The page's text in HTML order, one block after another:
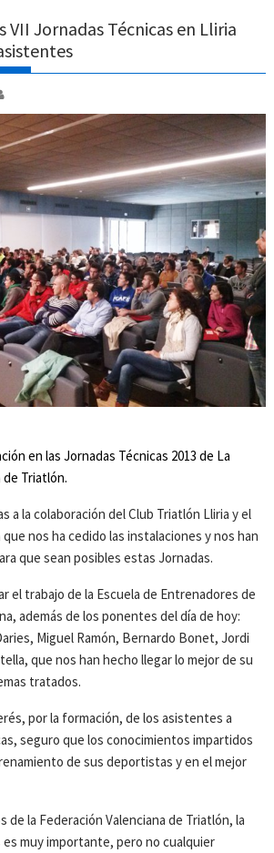
VII Jornadas Técnicas en Lliria
en las Jornadas Técnicas 2013 de La
de Triatlón.
a la colaboración del Club Triatlón Lliria y el
nos ha cedido las instalaciones y nos han
que sean posibles estas Jornadas.
el trabajo de la Escuela de Entrenadores de
además de los ponentes del día de hoy:
Miguel Ramón, Bernardo Bonet, Jordi
que nos han hecho llegar lo mejor de su
tratados.
por la formación, de los asistentes a
seguro que los conocimientos impartidos
de sus deportistas y en el mejor
de la Federación Valenciana de Triatlón, la
muy importante, pero no cualquier